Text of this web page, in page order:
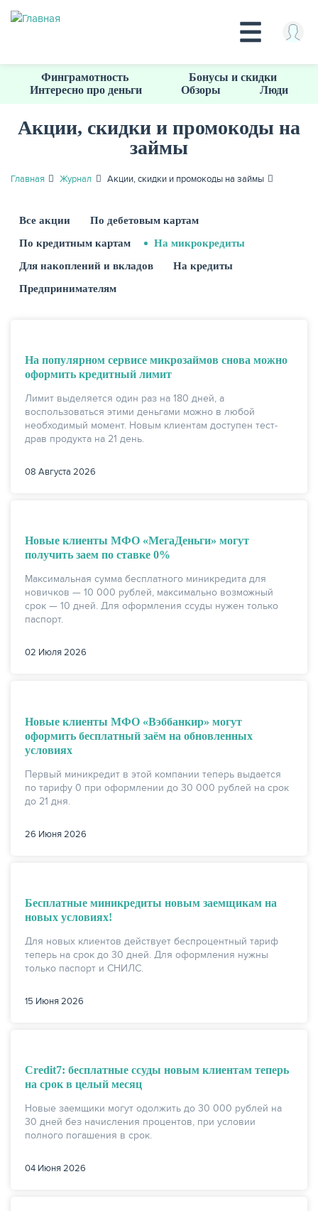
основному
содержанию
КРЕДИТЫ
ЗАЙМЫ
РЕЙТИНГ БАНКОВ
Финграмотность
Бонусы и скидки
Интересно про деньги
Обзоры Люди
Акции, скидки и промокоды на
займы
Главная Журнал Акции, скидки и промокоды на займы
Все акции
По дебетовым картам
По кредитным картам
На микрокредиты
Для накоплений и вкладов
На кредиты
Предпринимателям
На популярном сервисе микрозаймов снова можно
оформить кредитный лимит
Лимит выделяется один раз на 180 дней, а
воспользоваться этими деньгами можно в любой
необходимый момент. Новым клиентам доступен тест-
драв продукта на 21 день.
08 Августа 2026
Новые клиенты МФО «МегаДеньги» могут
получить заем по ставке 0%
Максимальная сумма бесплатного миникредита для
новичков — 10 000 рублей, максимально возможный
срок — 10 дней. Для оформления ссуды нужен только
паспорт.
02 Июля 2026
Новые клиенты МФО «Вэббанкир» могут
оформить бесплатный заём на обновленных
условиях
Первый миникредит в этой компании теперь выдается
по тарифу 0 при оформлении до 30 000 рублей на срок
до 21 дня.
26 Июня 2026
Бесплатные миникредиты новым заемщикам на
новых условиях!
Для новых клиентов действует беспроцентный тариф
теперь на срок до 30 дней. Для оформления нужны
только паспорт и СНИЛС.
15 Июня 2026
Credit7: бесплатные ссуды новым клиентам теперь
на срок в целый месяц
Новые заемщики могут одолжить до 30 000 рублей на
30 дней без начисления процентов, при условии
полного погашения в срок.
04 Июня 2026